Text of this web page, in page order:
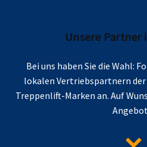
Unsere Partner
Bei uns haben Sie die Wahl:
lokalen Vertriebspartnern
Treppenlift-Marken an. Auf